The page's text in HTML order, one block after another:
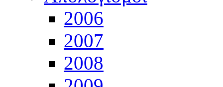
2006
2007
2008